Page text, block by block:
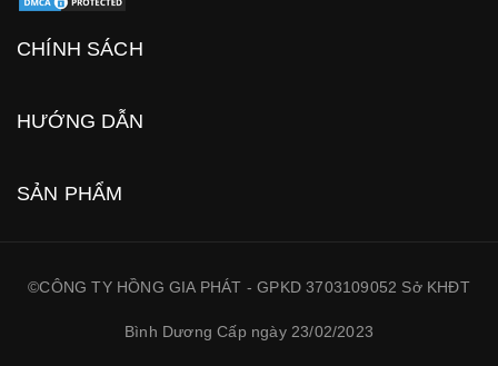
CHÍNH SÁCH
HƯỚNG DẪN
SẢN PHẨM
©CÔNG TY HỒNG GIA PHÁT - GPKD 3703109052 Sở KHĐT
Bình Dương Cấp ngày 23/02/2023